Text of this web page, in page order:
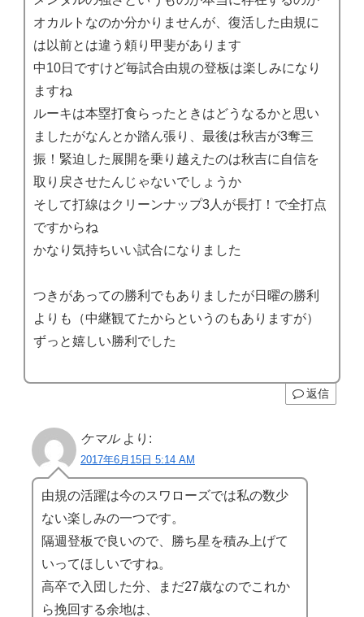
オカルトなのか分かりませんが、復活した由規に
は以前とは違う頼り甲斐があります
中10日ですけど毎試合由規の登板は楽しみになり
ますね
ルーキは本塁打食らったときはどうなるかと思い
ましたがなんとか踏ん張り、最後は秋吉が3奪三
振！緊迫した展開を乗り越えたのは秋吉に自信を
取り戻させたんじゃないでしょうか
そして打線はクリーンナップ3人が長打！で全打点
ですからね
かなり気持ちいい試合になりました
つきがあっての勝利でもありましたが日曜の勝利
よりも（中継観てたからというのもありますが）
ずっと嬉しい勝利でした
返信
ケマル より:
2017年6月15日 5:14 AM
由規の活躍は今のスワローズでは私の数少
ない楽しみの一つです。
隔週登板で良いので、勝ち星を積み上げて
いってほしいですね。
高卒で入団した分、まだ27歳なのでこれか
ら挽回する余地は、